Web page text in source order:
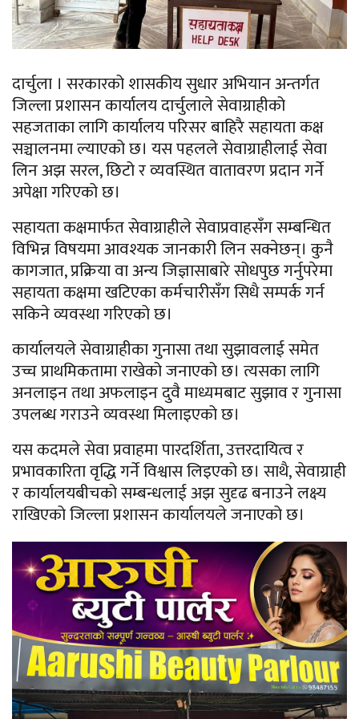
दार्चुला । सरकारको शासकीय सुधार अभियान अन्तर्गत
जिल्ला प्रशासन कार्यालय दार्चुलाले सेवाग्राहीको
सहजताका लागि कार्यालय परिसर बाहिरै सहायता कक्ष
सञ्चालनमा ल्याएको छ। यस पहलले सेवाग्राहीलाई सेवा
लिन अझ सरल, छिटो र व्यवस्थित वातावरण प्रदान गर्ने
अपेक्षा गरिएको छ।
सहायता कक्षमार्फत सेवाग्राहीले सेवाप्रवाहसँग सम्बन्धित
विभिन्न विषयमा आवश्यक जानकारी लिन सक्नेछन्। कुनै
कागजात, प्रक्रिया वा अन्य जिज्ञासाबारे सोधपुछ गर्नुपरेमा
सहायता कक्षमा खटिएका कर्मचारीसँग सिधै सम्पर्क गर्न
सकिने व्यवस्था गरिएको छ।
कार्यालयले सेवाग्राहीका गुनासा तथा सुझावलाई समेत
उच्च प्राथमिकतामा राखेको जनाएको छ। त्यसका लागि
अनलाइन तथा अफलाइन दुवै माध्यमबाट सुझाव र गुनासा
उपलब्ध गराउने व्यवस्था मिलाइएको छ।
यस कदमले सेवा प्रवाहमा पारदर्शिता, उत्तरदायित्व र
प्रभावकारिता वृद्धि गर्ने विश्वास लिइएको छ। साथै, सेवाग्राही
र कार्यालयबीचको सम्बन्धलाई अझ सुदृढ बनाउने लक्ष्य
राखिएको जिल्ला प्रशासन कार्यालयले जनाएको छ।